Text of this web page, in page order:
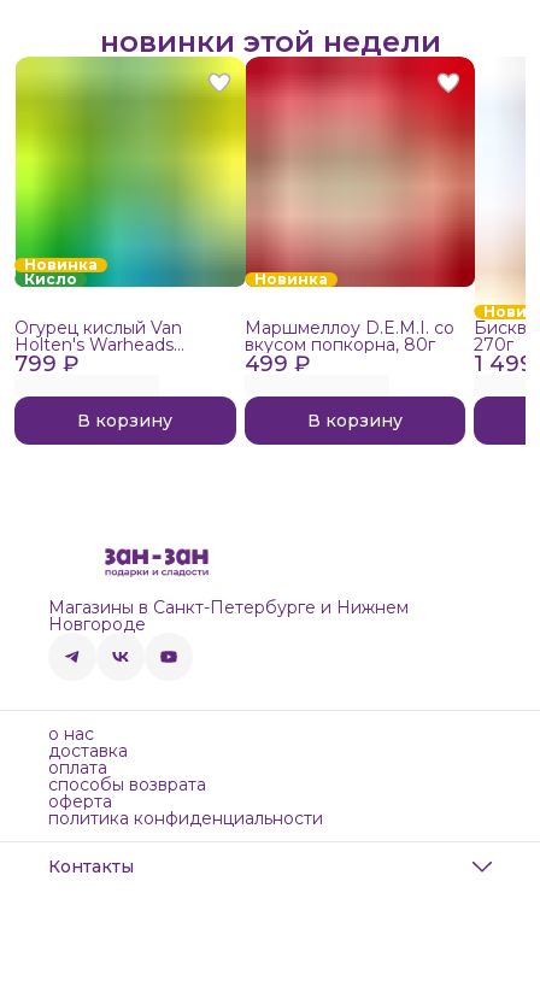
новинки этой недели
Новинка
Кисло
799 ₽
Огурец кислый Van
Holten's Warheads
Extreme Sour, 140г
В корзину
Новинка
499 ₽
Маршмеллоу D.E.M.I. со
вкусом попкорна, 80г
В корзину
1
270г
Магазины в Санкт-Петербурге и Нижнем
Новгороде
о нас
доставка
оплата
способы возврата
оферта
политика конфиденциальности
Контакты